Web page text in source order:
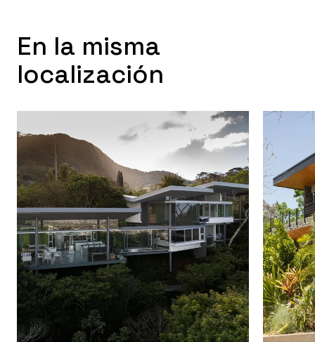
En la misma
localización